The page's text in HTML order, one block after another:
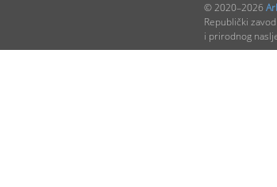
© 2020–2026
Republički
i prirodnog